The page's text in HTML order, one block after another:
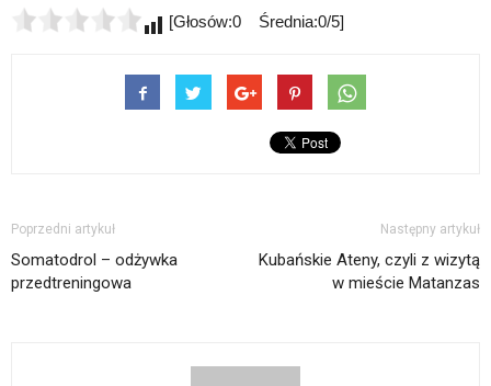
[Głosów:0 Średnia:0/5]
Poprzedni artykuł
Somatodrol – odżywka
przedtreningowa
Następny artykuł
Kubańskie Ateny, czyli z wizytą
w mieście Matanzas